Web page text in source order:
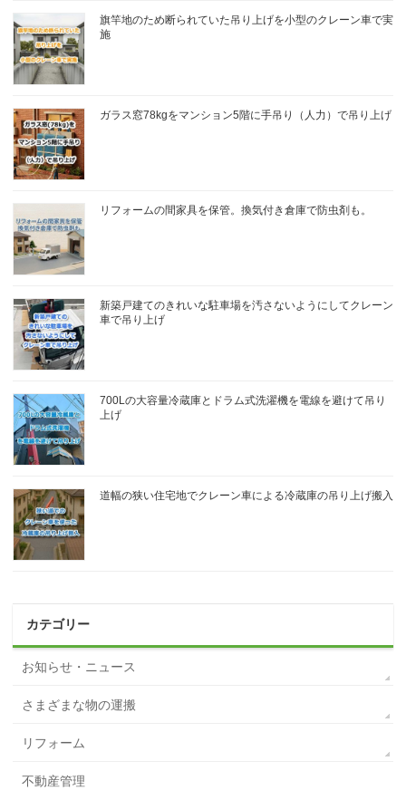
旗竿地のため断られていた吊り上げを小型のクレーン車で実
施
ガラス窓78kgをマンション5階に手吊り（人力）で吊り上げ
リフォームの間家具を保管。換気付き倉庫で防虫剤も。
新築戸建てのきれいな駐車場を汚さないようにしてクレーン
車で吊り上げ
700Lの大容量冷蔵庫とドラム式洗濯機を電線を避けて吊り
上げ
道幅の狭い住宅地でクレーン車による冷蔵庫の吊り上げ搬入
カテゴリー
お知らせ・ニュース
さまざまな物の運搬
リフォーム
不動産管理